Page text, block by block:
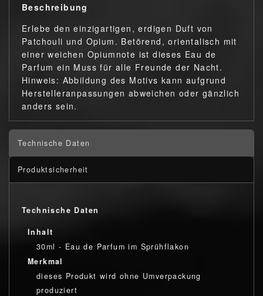
Beschreibung
Erlebe den einzigartigen, erdigen Duft von
Patchouli und Opium. Betörend, orientalisch mit
einer weichen Opiumnote ist dieses Eau de
Parfum ein Muss für alle Freunde der Nacht.
Hinweis: Abbildung des Motivs kann aufgrund
Herstelleranpassungen abweichen oder gänzlich
anders sein.
Technische Daten
Produktsicherheit
Technische Daten
Inhalt
30ml - Eau de Parfum im Sprühflakon
Merkmal
dieses Produkt wird ohne Umverpackung
produziert